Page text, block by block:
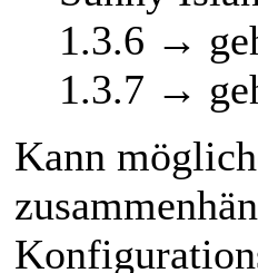
1.3.6 →
1.3.7 →
Kann